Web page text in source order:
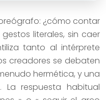
¿cómo contar
literales, sin caer
tanto al intérprete
creadores se debaten
hermética, y una
La respuesta habitual